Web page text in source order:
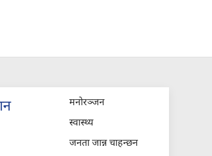
मनोरञ्जन
स्वास्थ्य
जनता जान्न चाहन्छन